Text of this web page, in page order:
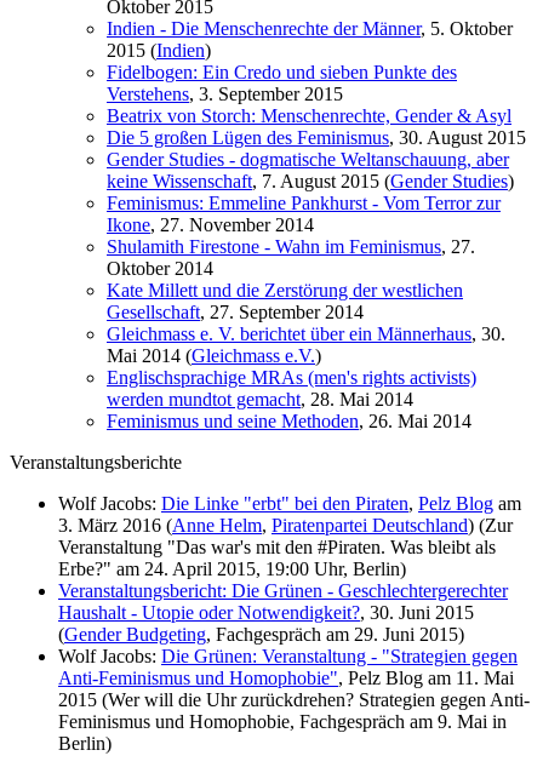
Oktober 2015
Indien - Die Menschenrechte der Männer, 5. Oktober
2015 (Indien)
Fidelbogen: Ein Credo und sieben Punkte des
Verstehens, 3. September 2015
Beatrix von Storch: Menschenrechte, Gender & Asyl
Die 5 großen Lügen des Feminismus, 30. August 2015
Gender Studies - dogmatische Weltanschauung, aber
keine Wissenschaft, 7. August 2015 (Gender Studies)
Feminismus: Emmeline Pankhurst - Vom Terror zur
Ikone, 27. November 2014
Shulamith Firestone - Wahn im Feminismus, 27.
Oktober 2014
Kate Millett und die Zerstörung der westlichen
Gesellschaft, 27. September 2014
Gleichmass e. V. berichtet über ein Männerhaus, 30.
Mai 2014 (Gleichmass e.V.)
Englischsprachige MRAs (men's rights activists)
werden mundtot gemacht, 28. Mai 2014
Feminismus und seine Methoden, 26. Mai 2014
Veranstaltungsberichte
Wolf Jacobs: Die Linke "erbt" bei den Piraten, Pelz Blog am
3. März 2016 (Anne Helm, Piratenpartei Deutschland) (Zur
Veranstaltung "Das war's mit den #Piraten. Was bleibt als
Erbe?" am 24. April 2015, 19:00 Uhr, Berlin)
Veranstaltungsbericht: Die Grünen - Geschlechtergerechter
Haushalt - Utopie oder Notwendigkeit?, 30. Juni 2015
(Gender Budgeting, Fachgespräch am 29. Juni 2015)
Wolf Jacobs: Die Grünen: Veranstaltung - "Strategien gegen
Anti-Feminismus und Homophobie", Pelz Blog am 11. Mai
2015 (Wer will die Uhr zurückdrehen? Strategien gegen Anti-
Feminismus und Homophobie, Fachgespräch am 9. Mai in
Berlin)